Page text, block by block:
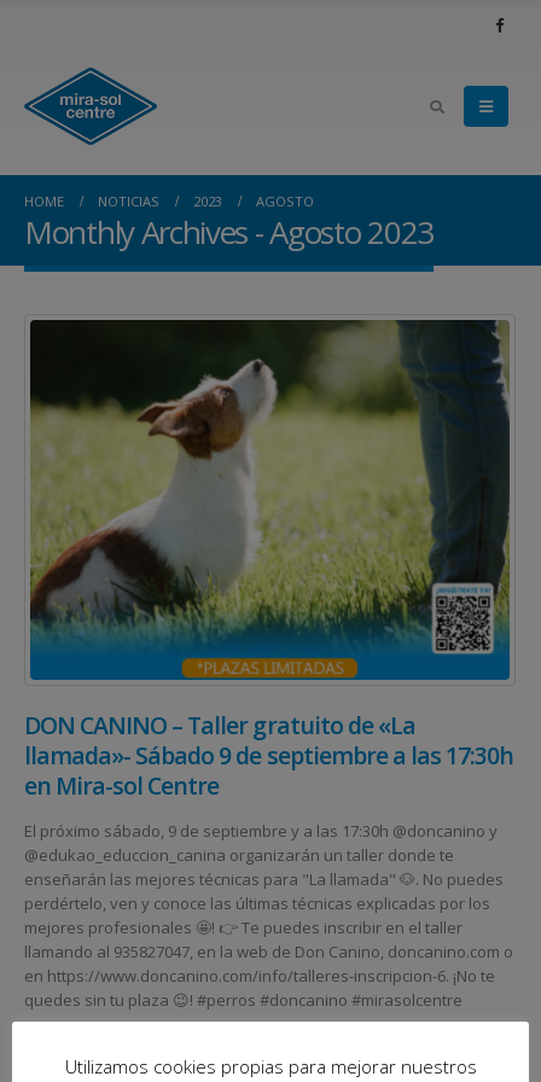
HOME NOTICIAS 2023 AGOSTO
Monthly Archives - Agosto 2023
DON CANINO – Taller gratuito de «La
llamada»- Sábado 9 de septiembre a las 17:30h
en Mira-sol Centre
El próximo sábado, 9 de septiembre y a las 17:30h @doncanino y
@edukao_educcion_canina organizarán un taller donde te
enseñarán las mejores técnicas para "La llamada" 🐶. No puedes
perdértelo, ven y conoce las últimas técnicas explicadas por los
mejores profesionales 🤩! 👉 Te puedes inscribir en el taller
llamando al 935827047, en la web de Don Canino, doncanino.com o
en https://www.doncanino.com/info/talleres-inscripcion-6. ¡No te
quedes sin tu plaza 😉! #perros #doncanino #mirasolcentre
Utilizamos cookies propias para mejorar nuestros